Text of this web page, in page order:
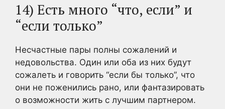
14) Есть много “что, если” и
“если только”
Несчастные пары полны сожалений и
недовольства. Один или оба из них будут
сожалеть и говорить “если бы только”, что
они не поженились рано, или фантазировать
о возможности жить с лучшим партнером.